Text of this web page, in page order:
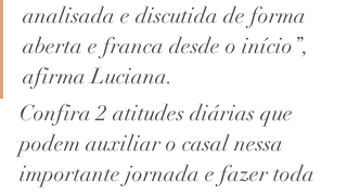
analisada e discutida de forma
aberta e franca desde o início”,
afirma Luciana.
Confira 2 atitudes diárias que
podem auxiliar o casal nessa
importante jornada e fazer toda